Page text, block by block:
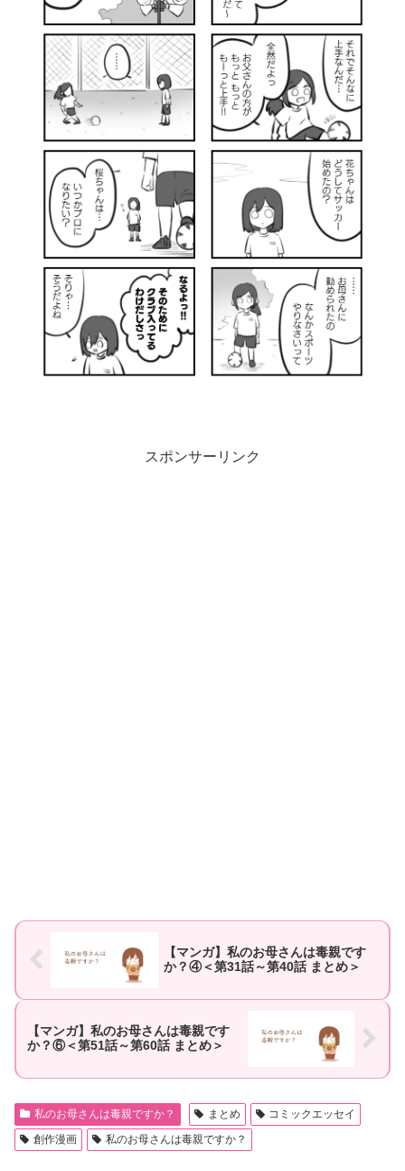
スポンサーリンク
【マンガ】私のお母さんは毒親です
か？④＜第31話～第40話 まとめ＞
【マンガ】私のお母さんは毒親です
か？⑥＜第51話～第60話 まとめ＞
私のお母さんは毒親ですか？ まとめ
コミックエッセイ
創作漫画
私のお母さんは毒親ですか？